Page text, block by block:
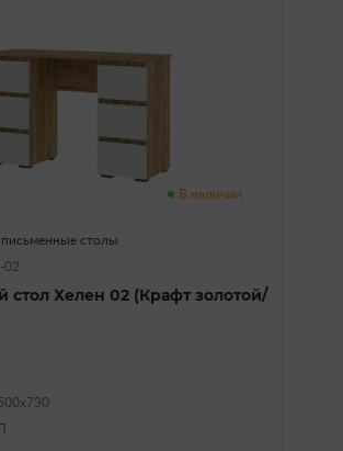
В наличии
столы
02
стол Хелен 02 (Крафт золотой/